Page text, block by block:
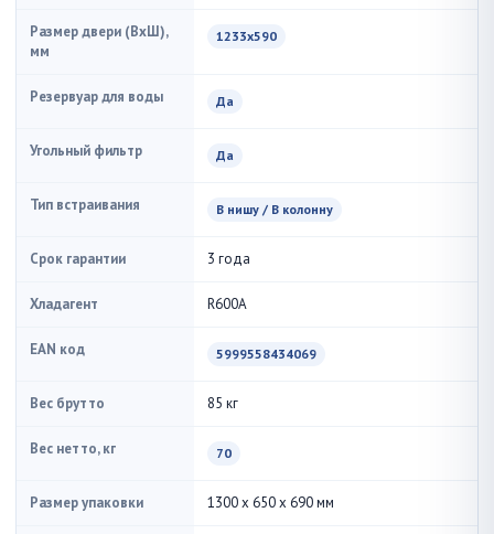
Размер двери (ВхШ),
мм
1233х590
Резервуар для воды Да
Угольный фильтр Да
Тип встраивания В нишу / В колонну
Срок гарантии 3 года
Хладагент R600A
EAN код 5999558434069
Вес брутто 85 кг
Вес нетто, кг 70
Размер упаковки 1300 x 650 x 690 мм